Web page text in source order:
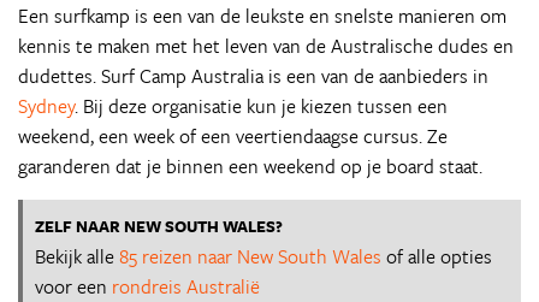
Een surfkamp is een van de leukste en snelste manieren om
kennis te maken met het leven van de Australische dudes en
dudettes. Surf Camp Australia is een van de aanbieders in
Sydney. Bij deze organisatie kun je kiezen tussen een
weekend, een week of een veertiendaagse cursus. Ze
garanderen dat je binnen een weekend op je board staat.
ZELF NAAR NEW SOUTH WALES?
Bekijk alle85 reizen naar New South Wales of alle opties
voor een rondreis Australië